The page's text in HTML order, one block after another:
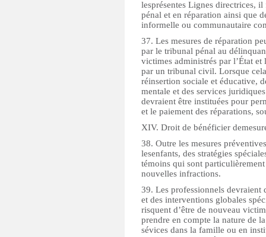
lesprésentes Lignes directrices,
pénal et en réparation ainsi que
informelle ou communautaire
37. Les mesures de réparation
par le tribunal pénal au
victimes administrés par l’État
par un tribunal civil. Lorsque
réinsertion sociale et éducative,
mentale et des services
devraient être instituées pour
et le paiement des réparations,
XIV. Droit de bénéficier
38. Outre les mesures
lesenfants, des stratégies
témoins qui sont
nouvelles infractions.
39. Les professionnels devraient
et des interventions globales
risquent d’être de nouveau
prendre en compte la nature de
sévices dans la famille ou en